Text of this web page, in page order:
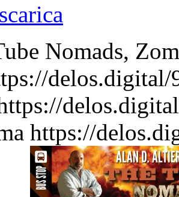
Nomads,
delos.digital/
https://